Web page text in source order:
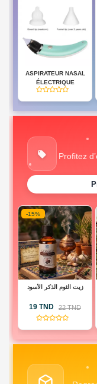
ASPIRATEUR NASAL
ÉLECTRIQUE
(0)
Profitez
-15%
زيت الثوم الذكر الأسود
19 TND 22 TND
(0)